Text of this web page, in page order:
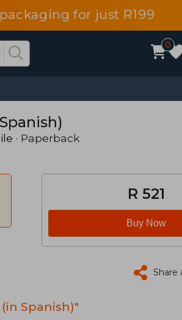
for just R199
0
· Paperback
R 521
Buy Now
Share
Spanish)"